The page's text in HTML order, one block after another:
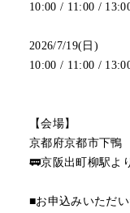
10:00 / 11:00 /
2026/7/19(日)
10:00 / 11:00 /
【会場】
京都府京都市下鴨
🚃京阪出町柳駅よ
■お申込みいただ